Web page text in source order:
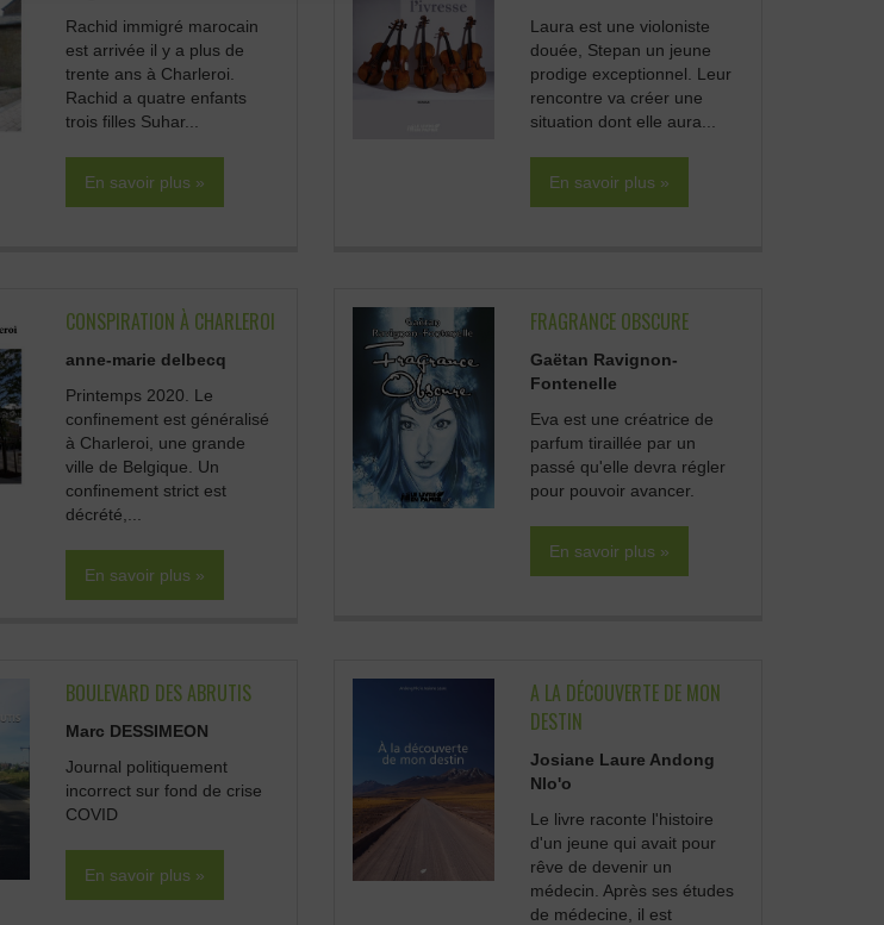
Rachid immigré marocain
est arrivée il y a plus de
trente ans à Charleroi.
Rachid a quatre enfants
trois filles Suhar...
En savoir plus »
Laura est une violoniste
douée, Stepan un jeune
prodige exceptionnel. Leur
rencontre va créer une
situation dont elle aura...
En savoir plus »
CONSPIRATION À CHARLEROI
anne-marie delbecq
Printemps 2020. Le
confinement est généralisé
à Charleroi, une grande
ville de Belgique. Un
confinement strict est
décrété,...
En savoir plus »
FRAGRANCE OBSCURE
Gaëtan Ravignon-
Fontenelle
Eva est une créatrice de
parfum tiraillée par un
passé qu'elle devra régler
pour pouvoir avancer.
En savoir plus »
BOULEVARD DES ABRUTIS
Marc DESSIMEON
Journal politiquement
incorrect sur fond de crise
COVID
En savoir plus »
A LA DÉCOUVERTE DE MON
DESTIN
Josiane Laure Andong
Nlo'o
Le livre raconte l'histoire
d'un jeune qui avait pour
rêve de devenir un
médecin. Après ses études
de médecine, il est